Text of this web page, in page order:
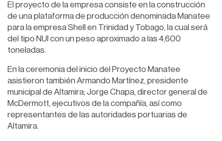
El proyecto de la empresa consiste en la construcción
de una plataforma de producción denominada Manatee
para la empresa Shell en Trinidad y Tobago, la cual será
del tipo NUI con un peso aproximado a las 4,600
toneladas.
En la ceremonia del inicio del Proyecto Manatee
asistieron también Armando Martínez, presidente
municipal de Altamira; Jorge Chapa, director general de
McDermott, ejecutivos de la compañía, así como
representantes de las autoridades portuarias de
Altamira.